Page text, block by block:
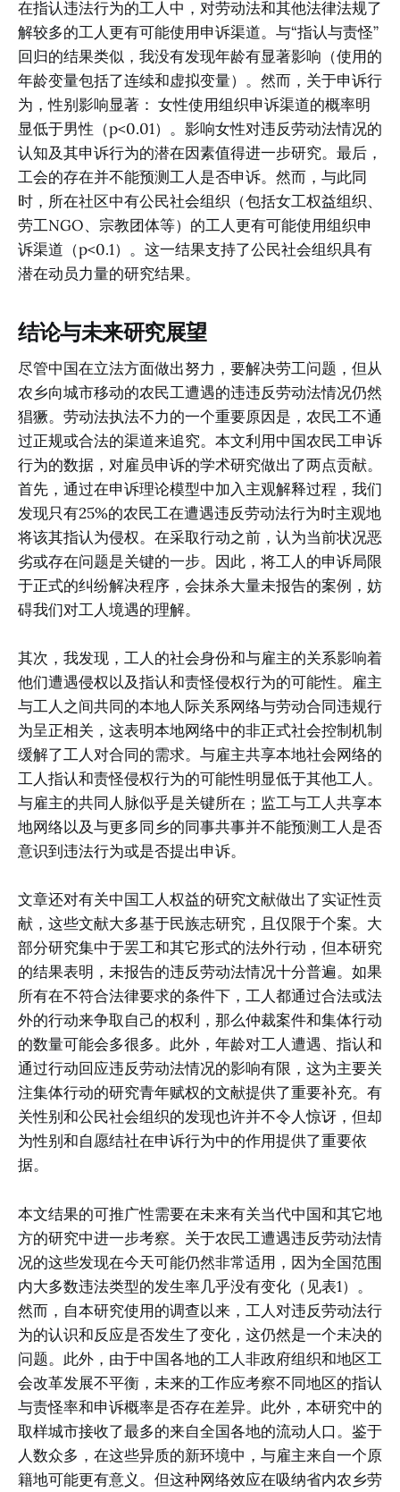
在指认违法行为的工人中，对劳动法和其他法律法规了
解较多的工人更有可能使用申诉渠道。与“指认与责怪”
回归的结果类似，我没有发现年龄有显著影响（使用的
年龄变量包括了连续和虚拟变量）。然而，关于申诉行
为，性别影响显著： 女性使用组织申诉渠道的概率明
显低于男性（p<0.01）。影响女性对违反劳动法情况的
认知及其申诉行为的潜在因素值得进一步研究。最后，
工会的存在并不能预测工人是否申诉。然而，与此同
时，所在社区中有公民社会组织（包括女工权益组织、
劳工NGO、宗教团体等）的工人更有可能使用组织申
诉渠道（p<0.1）。这一结果支持了公民社会组织具有
潜在动员力量的研究结果。
结论与未来研究展望
尽管中国在立法方面做出努力，要解决劳工问题，但从
农乡向城市移动的农民工遭遇的违违反劳动法情况仍然
猖獗。劳动法执法不力的一个重要原因是，农民工不通
过正规或合法的渠道来追究。本文利用中国农民工申诉
行为的数据，对雇员申诉的学术研究做出了两点贡献。
首先，通过在申诉理论模型中加入主观解释过程，我们
发现只有25%的农民工在遭遇违反劳动法行为时主观地
将该其指认为侵权。在采取行动之前，认为当前状况恶
劣或存在问题是关键的一步。因此，将工人的申诉局限
于正式的纠纷解决程序，会抹杀大量未报告的案例，妨
碍我们对工人境遇的理解。
其次，我发现，工人的社会身份和与雇主的关系影响着
他们遭遇侵权以及指认和责怪侵权行为的可能性。雇主
与工人之间共同的本地人际关系网络与劳动合同违规行
为呈正相关，这表明本地网络中的非正式社会控制机制
缓解了工人对合同的需求。与雇主共享本地社会网络的
工人指认和责怪侵权行为的可能性明显低于其他工人。
与雇主的共同人脉似乎是关键所在；监工与工人共享本
地网络以及与更多同乡的同事共事并不能预测工人是否
意识到违法行为或是否提出申诉。
文章还对有关中国工人权益的研究文献做出了实证性贡
献，这些文献大多基于民族志研究，且仅限于个案。大
部分研究集中于罢工和其它形式的法外行动，但本研究
的结果表明，未报告的违反劳动法情况十分普遍。如果
所有在不符合法律要求的条件下，工人都通过合法或法
外的行动来争取自己的权利，那么仲裁案件和集体行动
的数量可能会多很多。此外，年龄对工人遭遇、指认和
通过行动回应违反劳动法情况的影响有限，这为主要关
注集体行动的研究青年赋权的文献提供了重要补充。有
关性别和公民社会组织的发现也许并不令人惊讶，但却
为性别和自愿结社在申诉行为中的作用提供了重要依
据。
本文结果的可推广性需要在未来有关当代中国和其它地
方的研究中进一步考察。关于农民工遭遇违反劳动法情
况的这些发现在今天可能仍然非常适用，因为全国范围
内大多数违法类型的发生率几乎没有变化（见表1）。
然而，自本研究使用的调查以来，工人对违反劳动法行
为的认识和反应是否发生了变化，这仍然是一个未决的
问题。此外，由于中国各地的工人非政府组织和地区工
会改革发展不平衡，未来的工作应考察不同地区的指认
与责怪率和申诉概率是否存在差异。此外，本研究中的
取样城市接收了最多的来自全国各地的流动人口。鉴于
人数众多，在这些异质的新环境中，与雇主来自一个原
籍地可能更有意义。但这种网络效应在吸纳省内农乡劳